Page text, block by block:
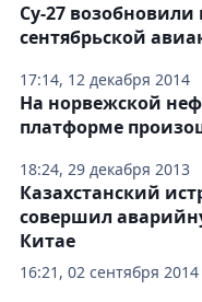
17:14, 12 декабря 2014
Су-27 возобновили
сентябрьской
18:24, 29 декабря 2013
На норвежской
платформе
16:21, 02 сентября 2014
Казахстанский
совершил
Китае